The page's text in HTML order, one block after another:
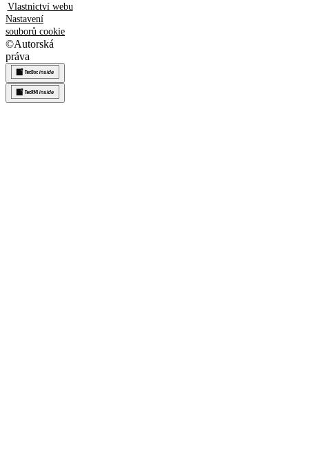
Vlastnictví webu
Nastavení
souborů cookie
©Autorská
práva